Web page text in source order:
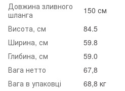
Довжина зливного
шланга
150 см
Висота, см
84.5
Ширина, см
59.8
Глибина, см
59.0
Вага нетто
67,8
Вага в упаковці
68,8 кг